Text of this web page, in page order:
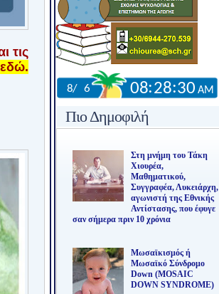
τις
εδώ.
Πιο Δημοφιλή
Στη μνήμη του Τάκη
Χιουρέα,
Μαθηματικού,
Συγγραφέα, Λυκειάρχη,
αγωνιστή της Εθνικής
Αντίστασης, που έφυγε
σαν σήμερα πριν 10 χρόνια
Μωσαϊκισμός ή
Μωσαϊκό Σύνδρομο
Down (MOSAIC
DOWN SYNDROME)